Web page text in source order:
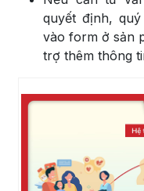
quyết định,
vào form ở sản
trợ thêm thông